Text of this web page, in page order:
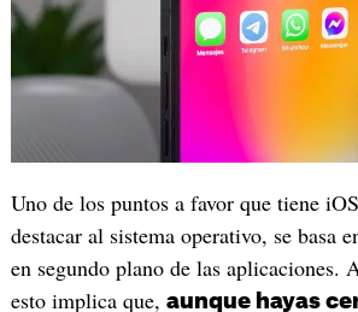
Uno de los puntos a favor que tiene
destacar al sistema operativo, se basa
en segundo plano de las aplicaciones.
esto implica que, aunque hayas